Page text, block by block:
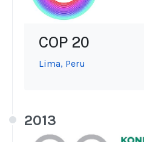
COP 20
Lima, Peru
2013